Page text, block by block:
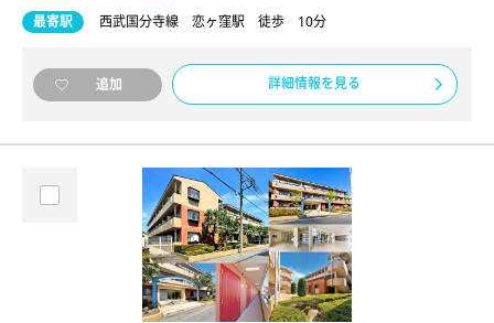
最寄駅 西武国分寺線 恋ヶ窪駅 徒歩 10分
追加 詳細情報を見る